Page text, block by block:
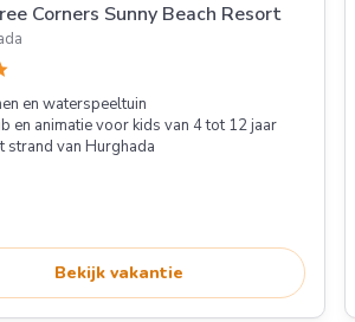
Corners Sunny Beach Resort
en waterspeeltuin
en animatie voor kids van 4 tot 12 jaar
strand van Hurghada
Bekijk vakantie